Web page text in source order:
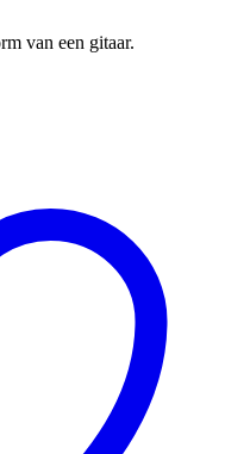
van een gitaar.